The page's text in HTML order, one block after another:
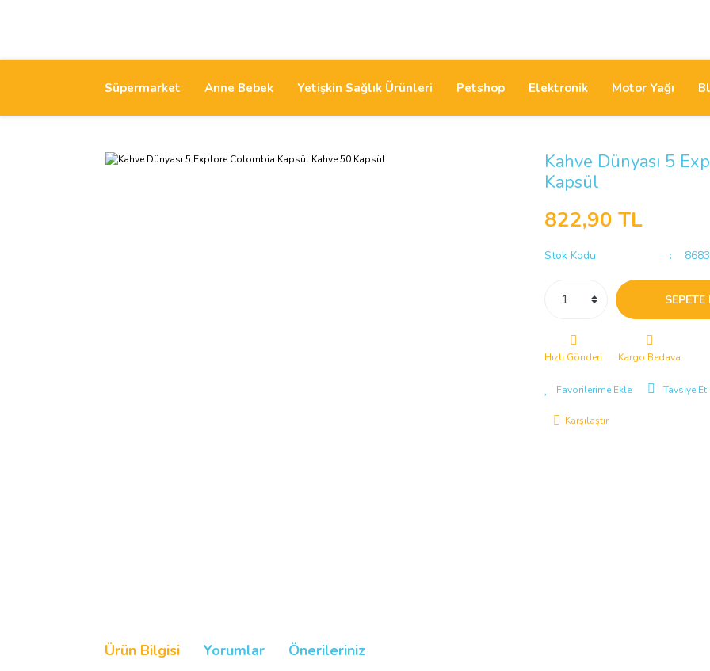
Süpermarket Anne Bebek Yetişkin Sağlık Ürünleri Petshop Elektronik Motor Yağı
Kahve Dünyası 5
Kapsül
822,90 TL
Stok Kodu
SEPETE
Hızlı Gönderi Kargo Bedava
Tavsiye Et
Karşılaştır
Ürün Bilgisi Yorumlar Önerileriniz